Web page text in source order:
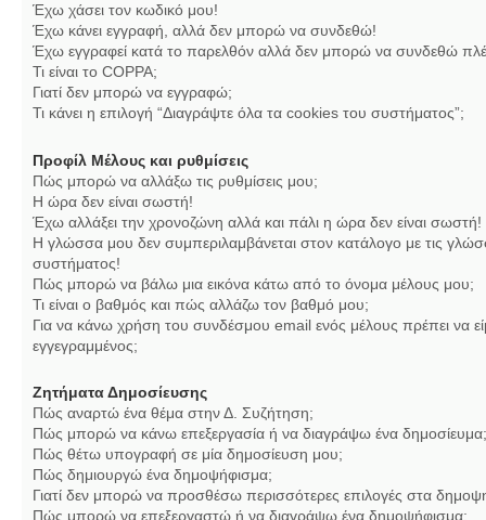
Έχω χάσει τον κωδικό μου!
Έχω κάνει εγγραφή, αλλά δεν μπορώ να συνδεθώ!
Έχω εγγραφεί κατά το παρελθόν αλλά δεν μπορώ να συνδεθώ
Τι είναι το COPPA;
Γιατί δεν μπορώ να εγγραφώ;
Τι κάνει η επιλογή “Διαγράψτε όλα τα cookies του συστήματος”;
Προφίλ Μέλους και ρυθμίσεις
Πώς μπορώ να αλλάξω τις ρυθμίσεις μου;
Η ώρα δεν είναι σωστή!
Έχω αλλάξει την χρονοζώνη αλλά και πάλι η ώρα δεν είναι σωστή!
Η γλώσσα μου δεν συμπεριλαμβάνεται στον κατάλογο με τις
συστήματος!
Πώς μπορώ να βάλω μια εικόνα κάτω από το όνομα μέλους μου;
Τι είναι ο βαθμός και πώς αλλάζω τον βαθμό μου;
Για να κάνω χρήση του συνδέσμου email ενός μέλους πρέπει να
εγγεγραμμένος;
Ζητήματα Δημοσίευσης
Πώς αναρτώ ένα θέμα στην Δ. Συζήτηση;
Πώς μπορώ να κάνω επεξεργασία ή να διαγράψω ένα δημοσίευμα;
Πώς θέτω υπογραφή σε μία δημοσίευση μου;
Πώς δημιουργώ ένα δημοψήφισμα;
Γιατί δεν μπορώ να προσθέσω περισσότερες επιλογές στα
Πώς μπορώ να επεξεργαστώ ή να διαγράψω ένα δημοψήφισμα;